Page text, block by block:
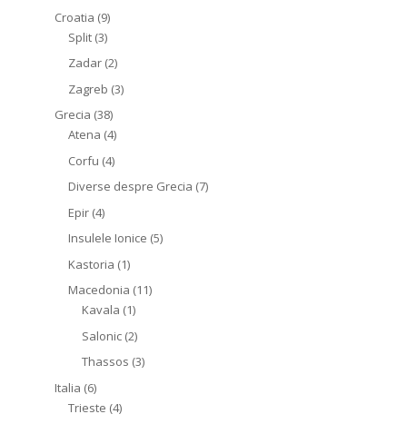
Croatia (9)
Split(3)
Zadar(2)
Zagreb (3)
Grecia (38)
Atena (4)
Corfu (4)
Diverse despre Grecia (7)
Epir(4)
Insulele Ionice (5)
Kastoria (1)
Macedonia (11)
Kavala (1)
Salonic(2)
Thassos (3)
Italia (6)
Trieste (4)